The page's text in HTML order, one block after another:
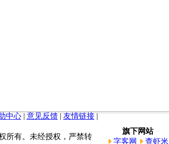
中心| 意见反馈| 友情链接|
权所有。未经授权，严禁转
旗下网站
字客网
查虾米